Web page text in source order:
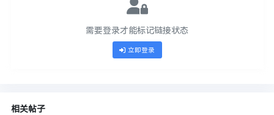
需要登录才能标记链接状态
立即登录
相关帖子